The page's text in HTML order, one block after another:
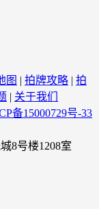
图 | 拍牌攻略 | 拍
| 关于我们
备15000729号-33
8号楼1208室